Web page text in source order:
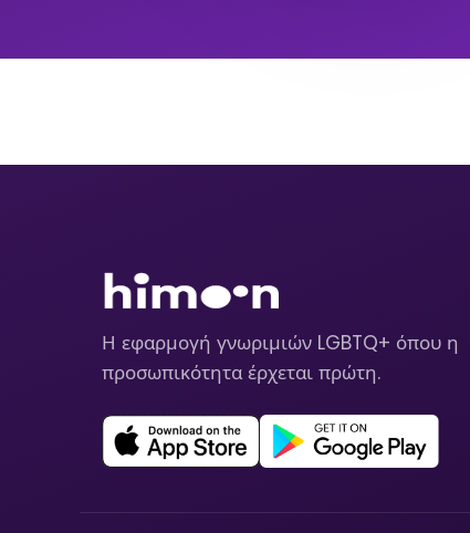
Η εφαρμογή γνωριμιών LGBTQ+ όπου η
προσωπικότητα έρχεται πρώτη.